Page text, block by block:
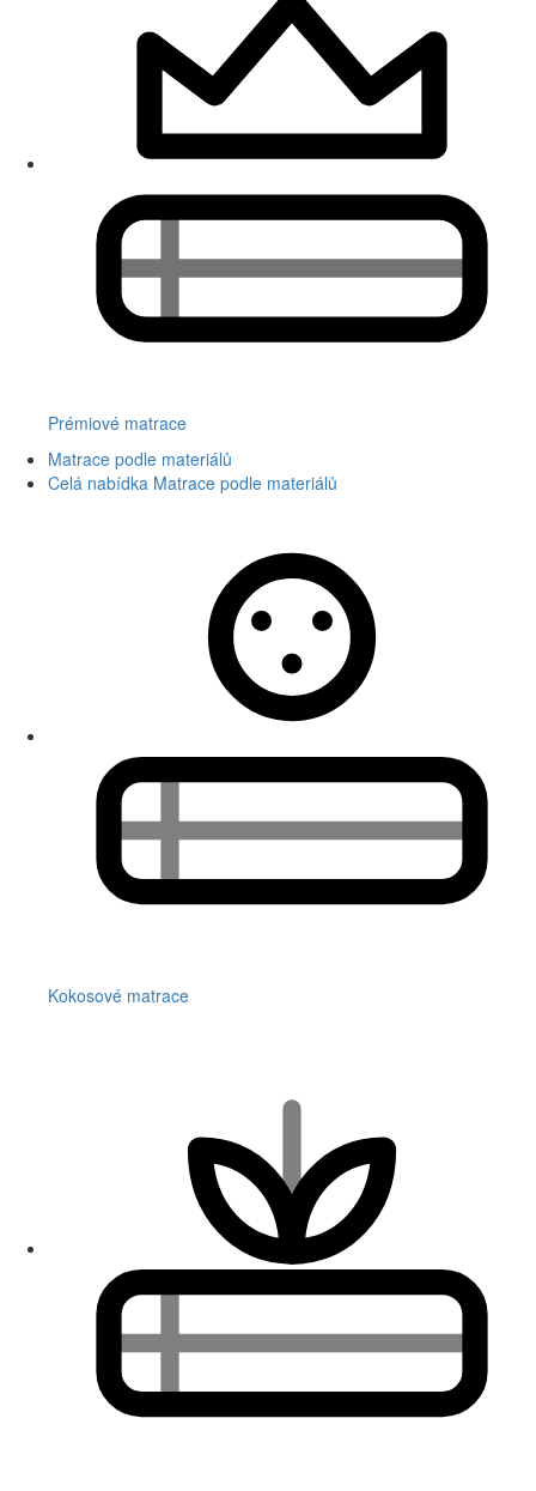
Prémiové matrace
Matrace podle materiálů
Celá nabídka Matrace podle materiálů
Kokosové matrace